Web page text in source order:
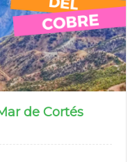
de Cortés